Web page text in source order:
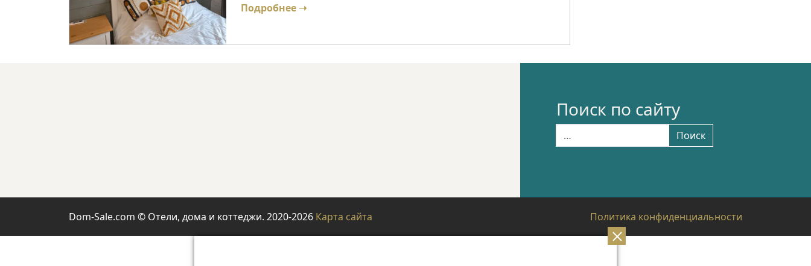
Подробнее ➝
Поиск по сайту
Поиск
Dom-Sale.com © Отели, дома и коттеджи. 2020-2026 Карта сайта Политика конфиденциальности